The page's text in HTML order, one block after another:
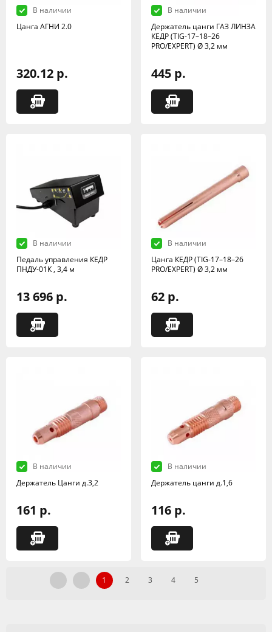
В наличии
Цанга АГНИ 2.0
320.12 р.
В наличии
Держатель цанги ГАЗ ЛИНЗА
КЕДР (TIG-17–18–26
PRO/EXPERT) Ø 3,2 мм
445 р.
В наличии
Педаль управления КЕДР
ПНДУ-01К , 3,4 м
13 696 р.
В наличии
Цанга КЕДР (TIG-17–18–26
PRO/EXPERT) Ø 3,2 мм
62 р.
В наличии
Держатель Цанги д.3,2
161 р.
В наличии
Держатель цанги д.1,6
116 р.
1 2 3 4 5